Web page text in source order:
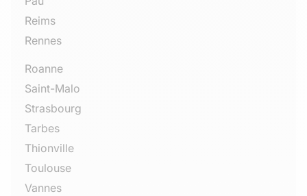
Reims
Rennes
Roanne
Saint-Malo
Strasbourg
Tarbes
Thionville
Toulouse
Vannes